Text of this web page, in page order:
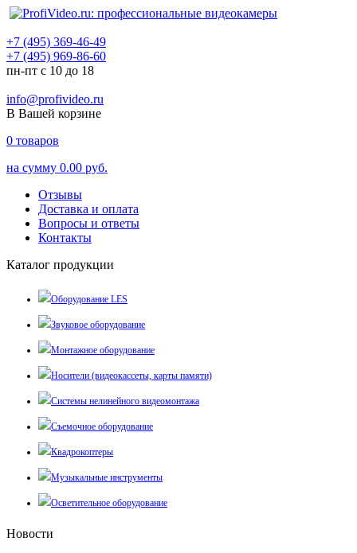
+7 (495) 369-46-49
+7 (495) 969-86-60
пн-пт с 10 до 18
info@profivideo.ru
В Вашей корзине
0 товаров
на сумму 0.00 руб.
Отзывы
Доставка и оплата
Вопросы и ответы
Контакты
Каталог продукции
Оборудование LES
Звуковое оборудование
Монтажное оборудование
Носители (видеокассеты, карты памяти)
Системы нелинейного видеомонтажа
Съемочное оборудование
Квадрокоптеры
Музыкальные инструменты
Осветительное оборудование
Новости